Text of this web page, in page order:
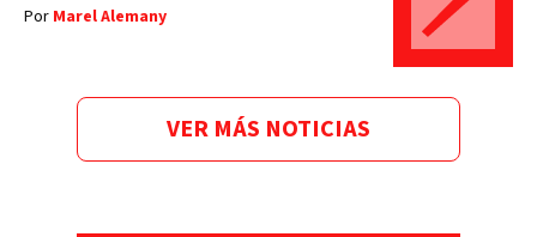
Por Marel Alemany
VER MÁS NOTICIAS